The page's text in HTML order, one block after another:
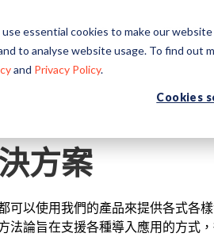
essential cookies to make our
to analyse website usage. To find out
and Privacy Policy.
Cookies
方案 產品 認證課程
方案
可以使用我們的產品來提供各式各
法論旨在支援各種導入應用的方式